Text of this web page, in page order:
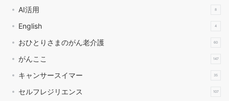
AI活用 8
English 4
おひとりさまのがん老介護 60
がんここ 147
キャンサースイマー 35
セルフレジリエンス 107